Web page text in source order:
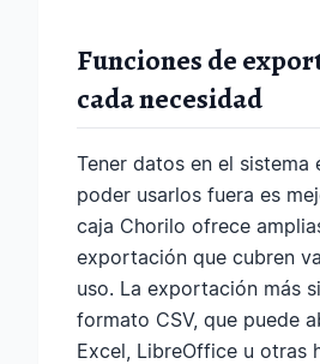
Funciones de
cada necesidad
Tener datos en el sistema
poder usarlos fuera es
caja Chorilo ofrece
exportación que cubren
uso. La exportación más
formato CSV, que puede
Excel, LibreOffice u otras